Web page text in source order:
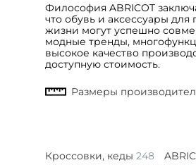
Философия ABRICOT
что обувь и аксессуары для
жизни могут успешно
модные тренды,
высокое качество
доступную стоимость.
Кроссовки, кеды 248